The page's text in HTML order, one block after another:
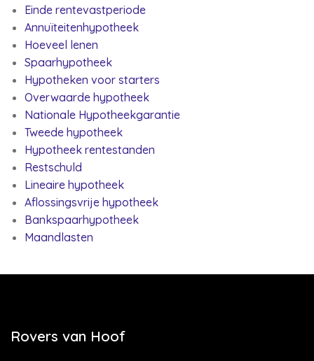
Einde rentevastperiode
Annuïteitenhypotheek
Hoeveel lenen
Spaarhypotheek
Hypotheken voor starters
Overwaarde hypotheek
Nationale Hypotheekgarantie
Tweede hypotheek
Hypotheek rentestanden
Restschuld
Lineaire hypotheek
Aflossingsvrije hypotheek
Bankspaarhypotheek
Maandlasten
Rovers van Hoof